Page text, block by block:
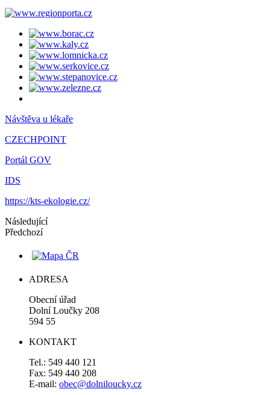
Návštěva u lékaře
CZECHPOINT
Portál GOV
IDS
https://kts-ekologie.cz/
Následující
Předchozí
ADRESA
Obecní úřad
Dolní Loučky 208
594 55
KONTAKT
Tel.: 549 440 121
Fax: 549 440 208
E-mail: obec@dolniloucky.cz